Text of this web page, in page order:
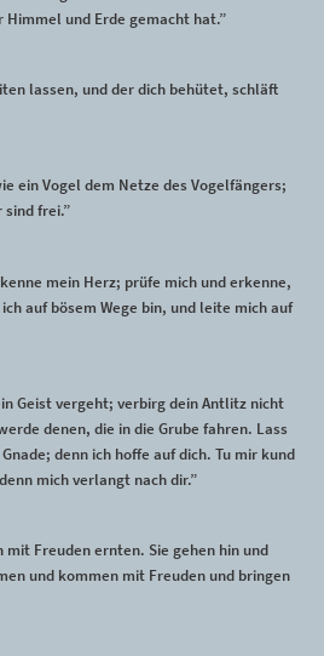
und Erde gemacht hat.”
lassen, und der dich behütet, schläft
ein Vogel dem Netze des Vogelfängers;
frei.”
mein Herz; prüfe mich und erkenne,
auf bösem Wege bin, und leite mich auf
Geist vergeht; verbirg dein Antlitz nicht
denen, die in die Grube fahren. Lass
denn ich hoffe auf dich. Tu mir kund
mich verlangt nach dir.”
mit Freuden ernten. Sie gehen hin und
und kommen mit Freuden und bringen